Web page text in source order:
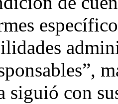
siguió con